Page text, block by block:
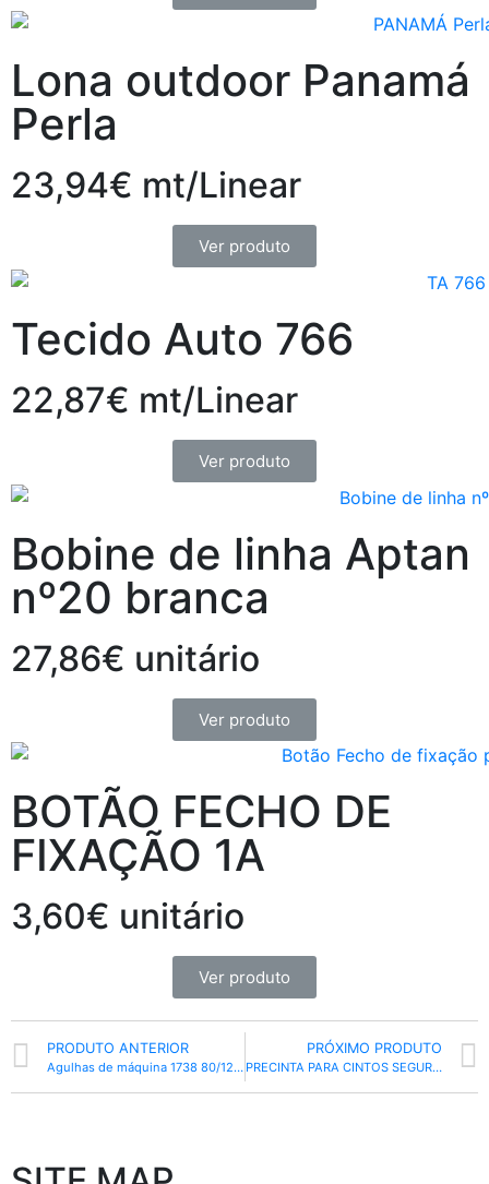
Lona outdoor Panamá
Perla
23,94€ mt/Linear
Ver produto
Tecido Auto 766
22,87€ mt/Linear
Ver produto
Bobine de linha Aptan
nº20 branca
27,86€ unitário
Ver produto
BOTÃO FECHO DE
FIXAÇÃO 1A
3,60€ unitário
Ver produto
PRODUTO ANTERIOR
Agulhas de máquina 1738 80/12 (Canhão Fino)
PRÓXIMO PRODUTO
PRECINTA PARA CINTOS SEGURANÇA 48MM PRETA